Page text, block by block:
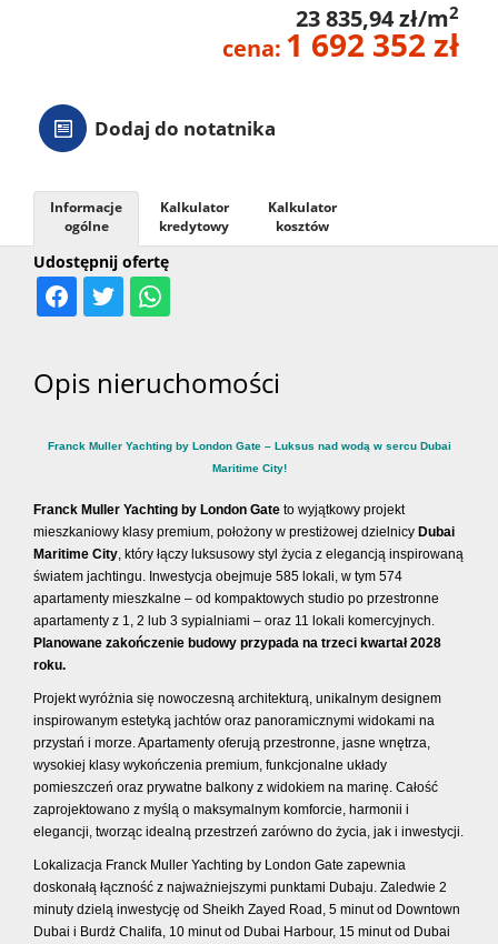
23 835,94 zł/m2
cena: 1 692 352 zł
Dodaj do notatnika
Udostępnij ofertę
Informacje
ogólne
Kalkulator
kredytowy
Kalkulator
kosztów
Opis nieruchomości
Franck Muller Yachting by London Gate – Luksus nad wodą w sercu Dubai
Maritime City!
Franck Muller Yachting by London Gate to wyjątkowy projekt
mieszkaniowy klasy premium, położony w prestiżowej dzielnicy Dubai
Maritime City, który łączy luksusowy styl życia z elegancją inspirowaną
światem jachtingu. Inwestycja obejmuje 585 lokali, w tym 574
apartamenty mieszkalne – od kompaktowych studio po przestronne
apartamenty z 1, 2 lub 3 sypialniami – oraz 11 lokali komercyjnych.
Planowane zakończenie budowy przypada na trzeci kwartał 2028
roku.
Projekt wyróżnia się nowoczesną architekturą, unikalnym designem
inspirowanym estetyką jachtów oraz panoramicznymi widokami na
przystań i morze. Apartamenty oferują przestronne, jasne wnętrza,
wysokiej klasy wykończenia premium, funkcjonalne układy
pomieszczeń oraz prywatne balkony z widokiem na marinę. Całość
zaprojektowano z myślą o maksymalnym komforcie, harmonii i
elegancji, tworząc idealną przestrzeń zarówno do życia, jak i inwestycji.
Lokalizacja Franck Muller Yachting by London Gate zapewnia
doskonałą łączność z najważniejszymi punktami Dubaju. Zaledwie 2
minuty dzielą inwestycję od Sheikh Zayed Road, 5 minut od Downtown
Dubai i Burdż Chalifa, 10 minut od Dubai Harbour, 15 minut od Dubai